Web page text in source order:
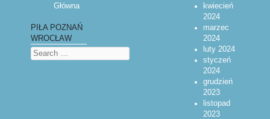
Główna
PIŁA POZNAŃ
WROCŁAW
Search
kwiecień
2024
marzec
2024
luty 2024
styczeń
2024
grudzień
2023
listopad
2023